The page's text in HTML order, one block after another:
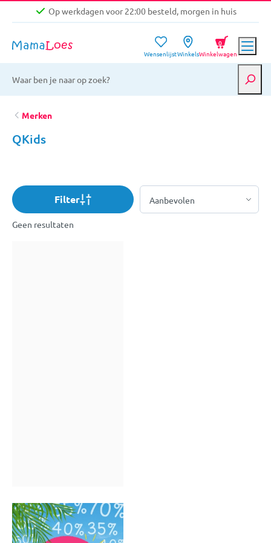
Op werkdagen voor 22:00 besteld, morgen in huis
Gratis verzending vanaf €39,-
Op werkdagen voor 22:00 besteld, morgen in huis
WensenlijstWinkelsWinkelwagen
0
Merken
QKids
Filter
Geen resultaten